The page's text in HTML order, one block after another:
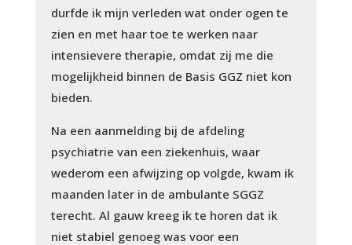
durfde ik mijn verleden wat onder ogen te
zien en met haar toe te werken naar
intensievere therapie, omdat zij me die
mogelijkheid binnen de Basis GGZ niet kon
bieden.
Na een aanmelding bij de afdeling
psychiatrie van een ziekenhuis, waar
wederom een afwijzing op volgde, kwam ik
maanden later in de ambulante SGGZ
terecht. Al gauw kreeg ik te horen dat ik
niet stabiel genoeg was voor een